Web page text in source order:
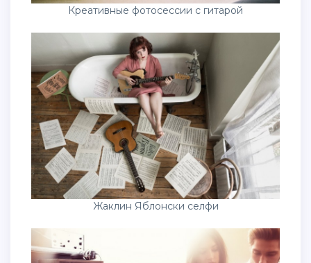
Креативные фотосессии с гитарой
Жаклин Яблонски селфи